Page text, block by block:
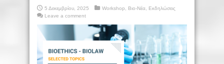
5 Δεκεμβρίου, 2025 Workshop Βιο-Νέα
Εκδηλώσεις
Leave a comment